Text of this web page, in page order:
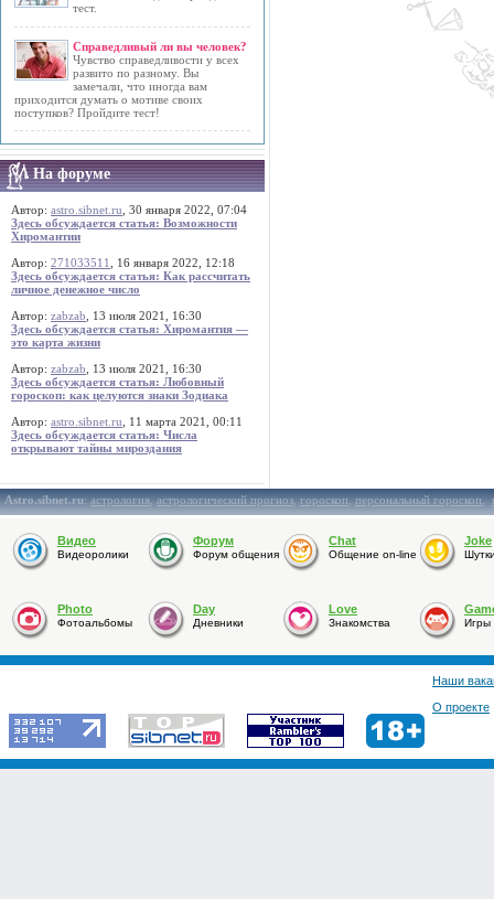
тест.
Справедливый ли вы человек?
Чувство справедливости у всех
развито по разному. Вы
замечали, что иногда вам
приходится думать о мотиве своих
поступков? Пройдите тест!
На форуме
Автор: astro.sibnet.ru , 30 января 2022, 07:04
Здесь обсуждается статья: Возможности
Хиромантии
Автор: 271033511
, 16 января 2022, 12:18
Здесь обсуждается статья: Как рассчитать
личное денежное число
Автор: zabzab , 13 июля 2021, 16:30
Здесь обсуждается статья: Хиромантия —
это карта жизни
Автор: zabzab , 13 июля 2021, 16:30
Здесь обсуждается статья: Любовный
гороскоп: как целуются знаки Зодиака
Автор: astro.sibnet.ru , 11 марта 2021, 00:11
Здесь обсуждается статья: Числа
открывают тайны мироздания
Astro.sibnet.ru:астрология,астрологический прогноз,гороскоп,персональный гороскоп,
Видео
Видеоролики
Форум
Форум общения
Chat
Общение on-line
Joke
Photo
Фотоальбомы
Day
Дневники
Love
Знакомства Игры
Наши
О проекте